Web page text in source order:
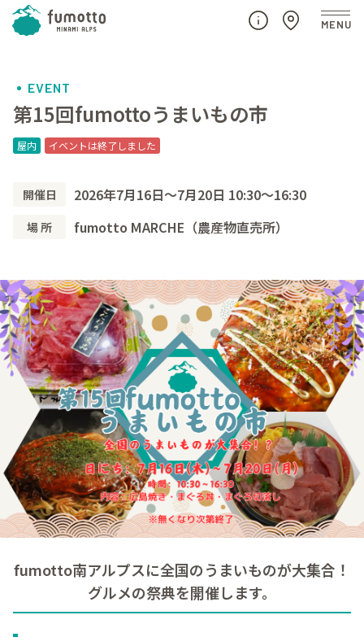
EVENT
第15回fumottoうまいもの市
屋内 イベントは終了しました
開催日 2026年7月16日～7月20日 10:30～16:30
場 所 fumotto MARCHE（農産物直売所）
fumotto南アルプスに全国のうまいものが大集合！
グルメの祭典を開催します。